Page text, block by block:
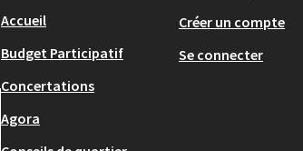
Accueil
Budget Participatif
Concertations
Agora
Créer un compte
Se connecter